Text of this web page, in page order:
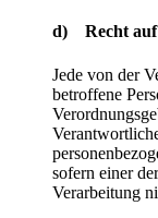
d) Recht auf
Jede von der
betroffene
sofern einer
Verarbeitung